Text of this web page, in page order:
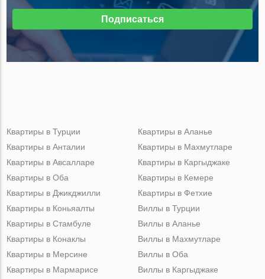
Подписаться
Квартиры в Турции
Квартиры в Анталии
Квартиры в Авсалларе
Квартиры в Оба
Квартиры в Джикджилли
Квартиры в Аланье
Квартиры в Махмутларе
Квартиры в Каргыджаке
Квартиры в Кемере
Квартиры в Фетхие
Квартиры в Коньяалты
Квартиры в Стамбуле
Квартиры в Конаклы
Квартиры в Мерсине
Квартиры в Мармарисе
Виллы в Турции
Виллы в Аланье
Виллы в Махмутларе
Виллы в Оба
Виллы в Каргыджаке